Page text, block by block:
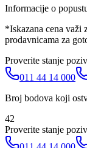
Informacije o
*Iskazana cena važi
prodavnicama za
Proverite stanje
011 44 14 000
Broj bodova koji
42
Proverite stanje